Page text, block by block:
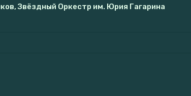
Звёздный Оркестр им. Юрия Гагарина